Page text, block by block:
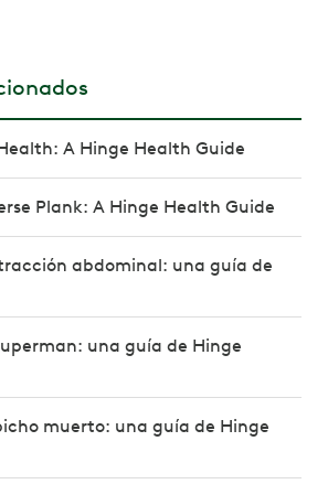
A Hinge Health Guide
Plank: A Hinge Health Guide
abdominal: una guía de
una guía de Hinge
muerto: una guía de Hinge